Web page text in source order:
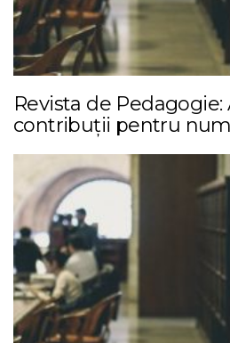
Revista de Pedagogie:
contribuții pentru